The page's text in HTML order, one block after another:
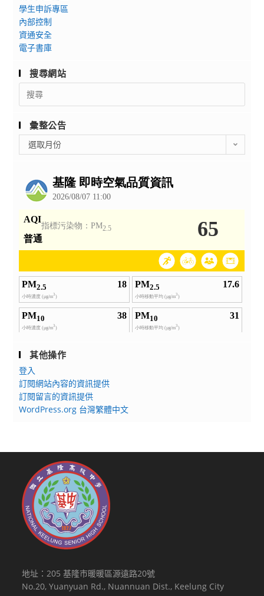
學生申訴專區
內部控制
資通安全
電子書庫
搜尋網站
Search
for:
彙整公告
整
選取月份
其他操作
登入
訂閱網站內容的資訊提供
訂閱留言的資訊提供
WordPress.org 台灣繁體中文
地址：205 基隆市暖暖區源遠路20號
No.20, Yuanyuan Rd., Nuannuan Dist., Keelung City